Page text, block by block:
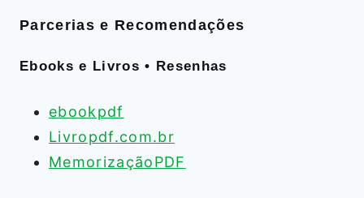
Parcerias e Recomendações
Ebooks e Livros • Resenhas
ebookpdf
Livropdf.com.br
MemorizaçãoPDF